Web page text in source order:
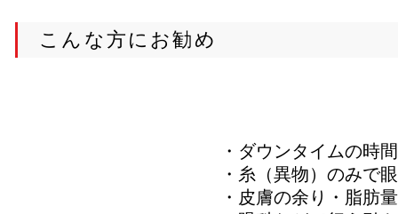
こんな方にお勧め
・ダウンタイムの時
・糸（異物）のみで
・皮膚の余り・脂肪